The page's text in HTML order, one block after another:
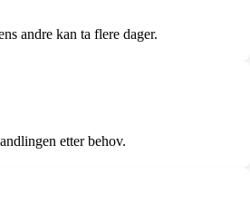
andre kan ta flere dager.
etter behov.